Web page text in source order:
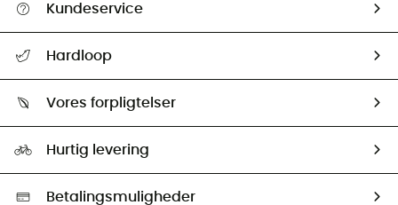
Kundeservice
Returnering & Tilbagebetaling
Hardloop
Our ambassadors
Vores forpligtelser
Second hand
HardGreen Udvalg
Hurtig levering
Betalingsmuligheder